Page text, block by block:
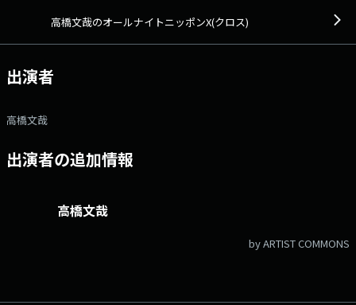
高橋文哉のオールナイトニッポンX(クロス)
出演者
高橋文哉
出演者の追加情報
高橋文哉
by ARTIST COMMONS